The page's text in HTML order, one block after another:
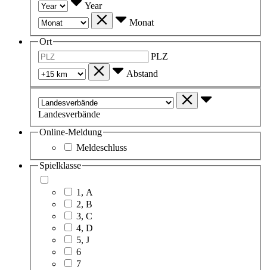
Year
Monat
Ort
PLZ
Abstand
Landesverbände
Online-Meldung
Meldeschluss
Spielklasse
1, A
2, B
3, C
4, D
5, J
6
7